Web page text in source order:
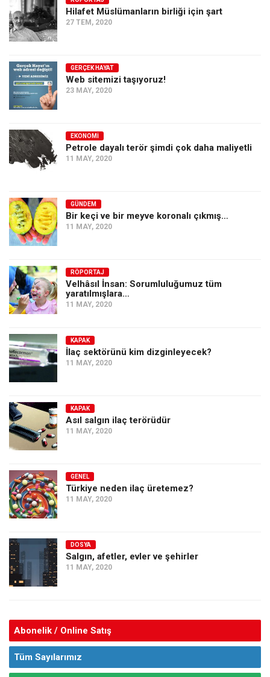
Ekonomi
Spor
Sağlık
Gıda-Beslenme
Türkiye
Siyaset
Dünya
Asya
Amerika
Avustralya
Tarih
Düşünce
Dosyalar
Hilafet Müslümanların birliği için şart
27 TEM, 2020
GERÇEK HAYAT
Web sitemizi taşıyoruz!
23 MAY, 2020
EKONOMI
Petrole dayalı terör şimdi çok daha maliyetli
11 MAY, 2020
GÜNDEM
Bir keçi ve bir meyve koronalı çıkmış…
11 MAY, 2020
RÖPORTAJ
Velhâsıl İnsan: Sorumluluğumuz tüm
yaratılmışlara…
11 MAY, 2020
KAPAK
İlaç sektörünü kim dizginleyecek?
11 MAY, 2020
KAPAK
Asıl salgın ilaç terörüdür
11 MAY, 2020
GENEL
Türkiye neden ilaç üretemez?
11 MAY, 2020
DOSYA
Salgın, afetler, evler ve şehirler
11 MAY, 2020
Abonelik / Online Satış
Tüm Sayılarımız